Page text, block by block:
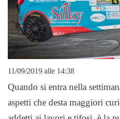
11/09/2019 alle 14:38
Quando si entra nella
aspetti che desta maggiori